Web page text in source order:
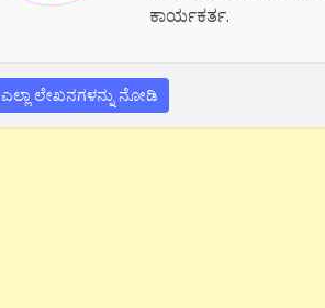
ಕಾರ್ಯಕರ್ತ.
ಎಲ್ಲಾ ಲೇಖನಗಳನ್ನು ನೋಡಿ